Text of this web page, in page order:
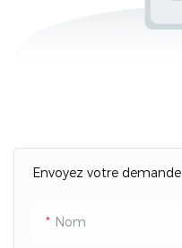
Envoyez votre demande
Nom